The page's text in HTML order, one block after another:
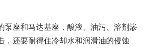
泵座和马达基座，酸液、油污、溶剂渗
，还要耐得住冷却水和润滑油的侵蚀